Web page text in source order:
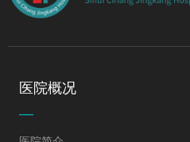
医院概况
—